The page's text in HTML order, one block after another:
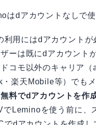
はdアカウントなしで使
利用にはdアカウントが
ーは既にdアカウント
コモ以外のキャリア（
楽天Mobile等）でも
無料でdアカウントを作
でLeminoを使う前に、